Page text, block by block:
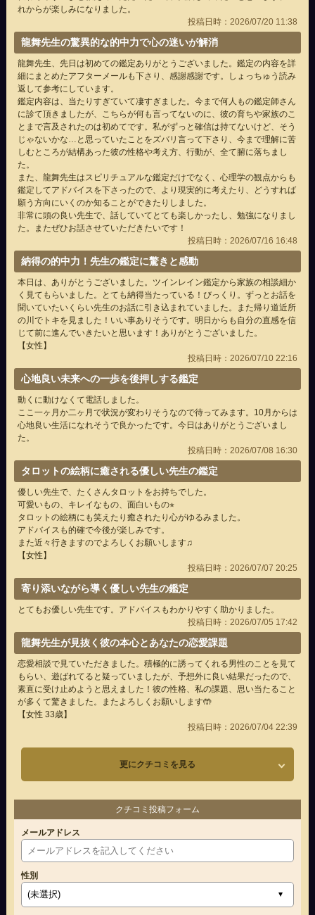
れからが楽しみになりました。
投稿日時：2026/07/20 11:38
龍舞先生の驚異的な的中力で心の迷いが解消
龍舞先生、先日は初めての鑑定ありがとうございました。鑑定の内容を詳
細にまとめたアフターメールも下さり、感謝感謝です。しょっちゅう読み
返して参考にしています。
鑑定内容は、当たりすぎていて凄すぎました。今まで何人もの鑑定師さん
に診て頂きましたが、こちらが何も言ってないのに、彼の育ちや家族のこ
とまで言及されたのは初めてです。私がずっと確信は持てないけど、そう
じゃないかな…と思っていたことをズバリ言って下さり、今まで理解に苦
しむところが結構あった彼の性格や考え方、行動が、全て腑に落ちまし
た。
また、龍舞先生はスピリチュアルな鑑定だけでなく、心理学の観点からも
鑑定してアドバイスを下さったので、より現実的に考えたり、どうすれば
願う方向にいくのか知ることができたりしました。
非常に頭の良い先生で、話していてとても楽しかったし、勉強になりまし
た。またぜひお話させていただきたいです！
投稿日時：2026/07/16 16:48
納得の的中力！先生の鑑定に驚きと感動
本日は、ありがとうございました。ツインレイン鑑定から家族の相談細か
く見てもらいました。とても納得当たっている！びっくり。ずっとお話を
聞いていたいくらい先生のお話に引き込まれていました。また帰り道近所
の川でトキを見ました！いい事ありそうです。明日からも自分の直感を信
じて前に進んでいきたいと思います！ありがとうございました。
【女性】
投稿日時：2026/07/10 22:16
心地良い未来への一歩を後押しする鑑定
動くに動けなくて電話しました。
ここ一ヶ月か二ヶ月で状況が変わりそうなので待ってみます。10月からは
心地良い生活になれそうで良かったです。今日はありがとうございまし
た。
投稿日時：2026/07/08 16:30
タロットの絵柄に癒される優しい先生の鑑定
優しい先生で、たくさんタロットをお持ちでした。
可愛いもの、キレイなもの、面白いもの⭐︎
タロットの絵柄にも笑えたり癒されたり心がゆるみました。
アドバイスも的確で今後が楽しみです。
また近々行きますのでよろしくお願いします♫
【女性】
投稿日時：2026/07/07 20:25
寄り添いながら導く優しい先生の鑑定
とてもお優しい先生です。アドバイスもわかりやすく助かりました。
投稿日時：2026/07/05 17:42
龍舞先生が見抜く彼の本心とあなたの恋愛課題
恋愛相談で見ていただきました。積極的に誘ってくれる男性のことを見て
もらい、遊ばれてると疑っていましたが、予想外に良い結果だったので、
素直に受け止めようと思えました！彼の性格、私の課題、思い当たること
が多くて驚きました。またよろしくお願いします🤲
【女性 33歳】
投稿日時：2026/07/04 22:39
更にクチコミを見る
クチコミ投稿フォーム
メールアドレス
性別